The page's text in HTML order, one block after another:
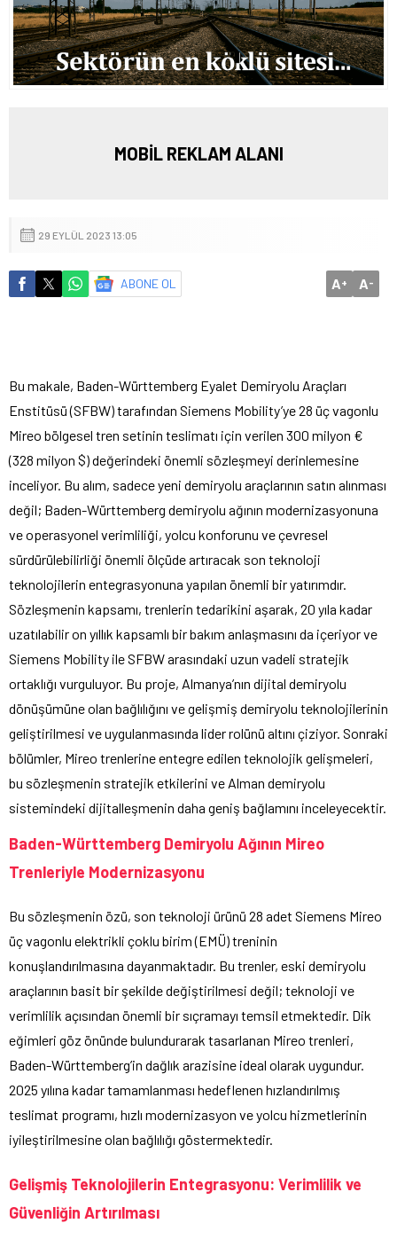
MOBİL REKLAM ALANI
29 EYLÜL 2023 13:05
ABONE OL A+ A-
Bu makale, Baden-Württemberg Eyalet Demiryolu Araçları
Enstitüsü (SFBW) tarafından Siemens Mobility’ye 28 üç vagonlu
Mireo bölgesel tren setinin teslimatı için verilen 300 milyon €
(328 milyon $) değerindeki önemli sözleşmeyi derinlemesine
inceliyor. Bu alım, sadece yeni demiryolu araçlarının satın alınması
değil; Baden-Württemberg demiryolu ağının modernizasyonuna
ve operasyonel verimliliği, yolcu konforunu ve çevresel
sürdürülebilirliği önemli ölçüde artıracak son teknoloji
teknolojilerin entegrasyonuna yapılan önemli bir yatırımdır.
Sözleşmenin kapsamı, trenlerin tedarikini aşarak, 20 yıla kadar
uzatılabilir on yıllık kapsamlı bir bakım anlaşmasını da içeriyor ve
Siemens Mobility ile SFBW arasındaki uzun vadeli stratejik
ortaklığı vurguluyor. Bu proje, Almanya’nın dijital demiryolu
dönüşümüne olan bağlılığını ve gelişmiş demiryolu teknolojilerinin
geliştirilmesi ve uygulanmasında lider rolünü altını çiziyor. Sonraki
bölümler, Mireo trenlerine entegre edilen teknolojik gelişmeleri,
bu sözleşmenin stratejik etkilerini ve Alman demiryolu
sistemindeki dijitalleşmenin daha geniş bağlamını inceleyecektir.
Baden-Württemberg Demiryolu Ağının Mireo
Trenleriyle Modernizasyonu
Bu sözleşmenin özü, son teknoloji ürünü 28 adet Siemens Mireo
üç vagonlu elektrikli çoklu birim (EMÜ) treninin
konuşlandırılmasına dayanmaktadır. Bu trenler, eski demiryolu
araçlarının basit bir şekilde değiştirilmesi değil; teknoloji ve
verimlilik açısından önemli bir sıçramayı temsil etmektedir. Dik
eğimleri göz önünde bulundurarak tasarlanan Mireo trenleri,
Baden-Württemberg’in dağlık arazisine ideal olarak uygundur.
2025 yılına kadar tamamlanması hedeflenen hızlandırılmış
teslimat programı, hızlı modernizasyon ve yolcu hizmetlerinin
iyileştirilmesine olan bağlılığı göstermektedir.
Gelişmiş Teknolojilerin Entegrasyonu: Verimlilik ve
Güvenliğin Artırılması